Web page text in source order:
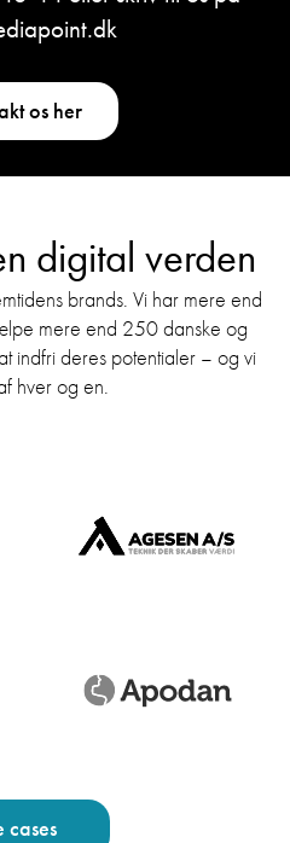
os her
digital verden
brands. Vi har mere end
mere end 250 danske og
indfri deres potentialer – og vi
hver og en.
cases